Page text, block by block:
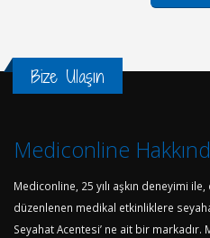
Bize Ulaşın
Mediconline
Mediconline, 25 yılı aşkın deneyimi
düzenlenen medikal etkinliklere
Seyahat Acentesi’ ne ait bir